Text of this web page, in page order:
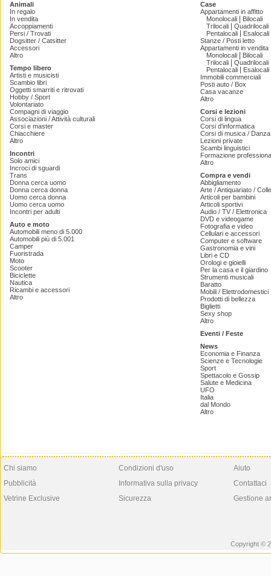
Animali
In regalo
In vendita
Accoppiamenti
Persi / Trovati
Dogsitter / Catsitter
Accessori
Altro
Tempo libero
Artisti e musicisti
Scambio libri
Oggetti smarriti e ritrovati
Hobby / Sport
Volontariato
Compagni di viaggio
Associazioni / Attività culturali
Corsi e master
Chiacchiere
Altro
Incontri
Solo amici
Incroci di sguardi
Trans
Donna cerca uomo
Donna cerca donna
Uomo cerca donna
Uomo cerca uomo
Incontri per adulti
Auto e moto
Automobili meno di 5.000
Automobili più di 5.001
Camper
Fuoristrada
Moto
Scooter
Biciclette
Nautica
Ricambi e accessori
Altro
Case
Appartamenti in affitto
Monolocali
Bilocali
Trilocali
Quadrilocali
Pentalocali
Esalocali
Stanze / Posti letto
Appartamenti in vendita
Monolocali
Bilocali
Trilocali
Quadrilocali
Pentalocali
Esalocali
Immobili commerciali
Posti auto / Box
Casa vacanze
Altro
Corsi e lezioni
Corsi di lingua
Corsi d'informatica
Corsi di musica /
Lezioni private
Scambi linguistici
Formazione
Altro
Compra e vendi
Abbigliamento
Arte / Antiquariato /
Articoli per bambini
Articoli sportivi
Audio / TV / Elettronica
DVD e videogame
Fotografia e video
Cellulari e accessori
Computer e software
Gastronomia e vini
Libri e CD
Orologi e gioielli
Per la casa e il giardino
Strumenti musicali
Baratto
Mobili / Elettrodomestici
Prodotti di bellezza
Biglietti
Sexy shop
Altro
Eventi / Feste
News
Economia e Finanza
Scienze e Tecnologie
Sport
Spettacolo e Gossip
Salute e Medicina
UFO
Italia
dal Mondo
Altro
Chi siamo
Pubblicità
Vetrine Exclusive
Condizioni d'uso
Informativa sulla privacy
Sicurezza
Aiuto
Contattaci
Gestione
Copyright ©